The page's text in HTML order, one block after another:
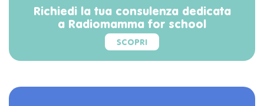
Richiedi la tua consulenza dedicata
a Radiomamma for school
SCOPRI